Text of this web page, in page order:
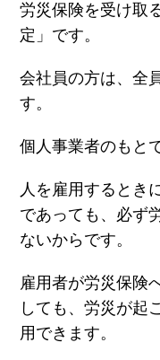
労災保険を受け取
定」です。
会社員の方は、全
す。
個人事業者のもと
人を雇用するとき
であっても、必ず
ないからです。
雇用者が労災保険
しても、労災が起
用できます。